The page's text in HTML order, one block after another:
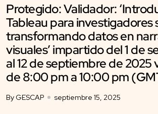
Protegido: Validador:
Tableau para investigadores
transformando datos en
visuales’ impartido del 1 de
al 12 de septiembre de 2025
de 8:00 pm a 10:00 pm
By GESCAP septiembre 15, 2025